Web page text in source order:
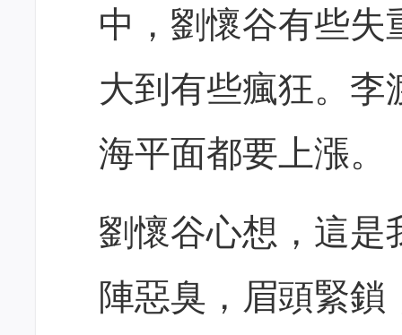
中，劉懷谷有些失
大到有些瘋狂。李
海平面都要上漲。
劉懷谷心想，這是
陣惡臭，眉頭緊